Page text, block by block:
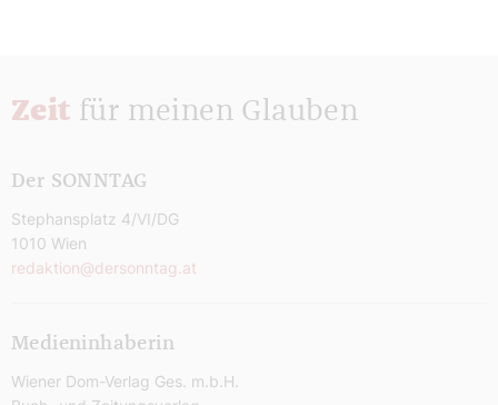
Zeit für meinen Glauben
Der SONNTAG
Stephansplatz 4/VI/DG
1010 Wien
redaktion@dersonntag.at
Medieninhaberin
Wiener Dom-Verlag Ges. m.b.H.